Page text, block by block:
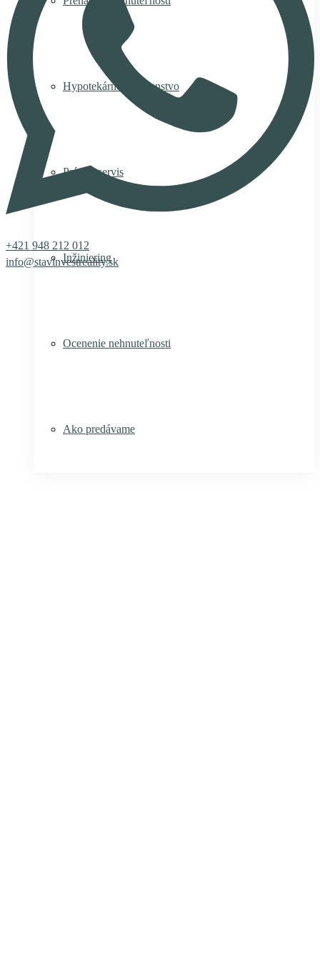
Hypotekárne poradenstvo
Právny servis
Inžiniering
Ocenenie nehnuteľnosti
Ako predávame
+421 948 212 012
info@stavinvestreality.sk